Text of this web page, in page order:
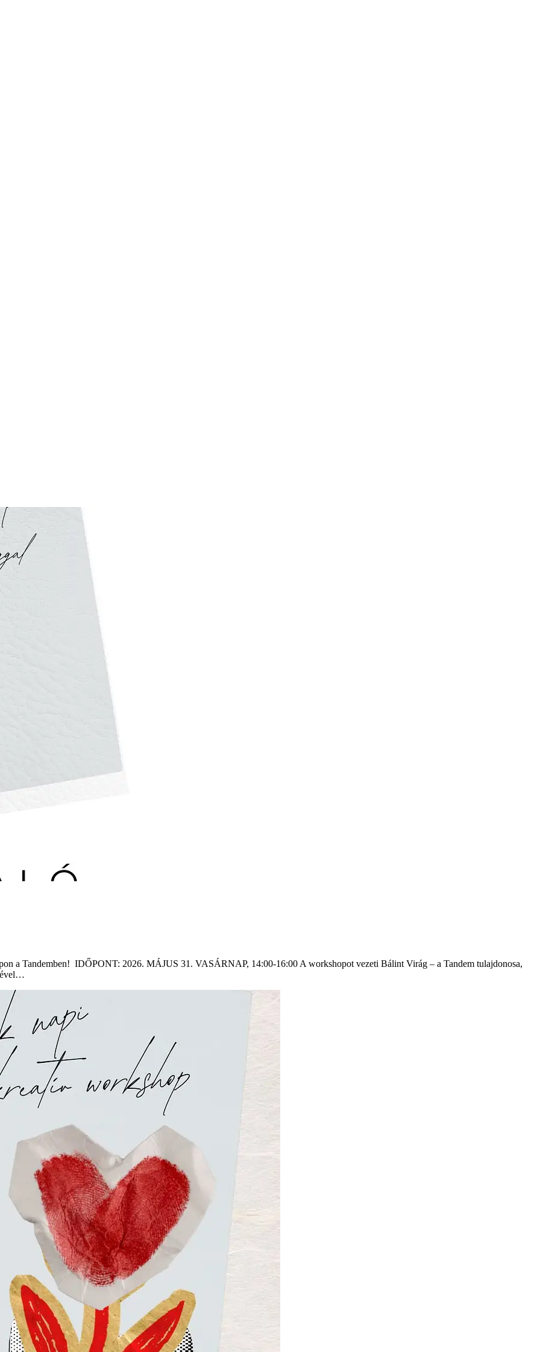
a Tandemben! IDŐPONT: 2026. MÁJUS 31. VASÁRNAP, 14:00-16:00 A workshopot vezeti Bálint Virág – a Tandem tulajdonosa,